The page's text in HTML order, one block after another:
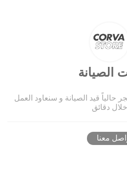
الصيانة
حالياً قيد الصيانة و سنعاود العمل
خلال دقائق
معنا